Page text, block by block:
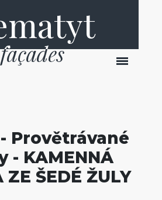
Provětrávané
- KAMENNÁ
ZE ŠEDÉ ŽULY